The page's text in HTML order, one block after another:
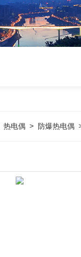
热电偶> 防爆热电偶